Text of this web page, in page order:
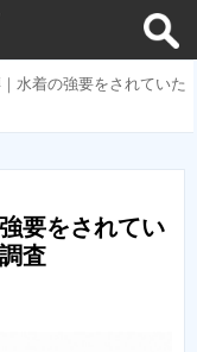
水着の強要をされていた
要をされてい
査